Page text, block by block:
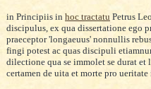
in Principiis in hoc tractatu Petrus
discipulus, ex qua dissertatione ego
praeceptor 'longaeuus' nonnullis
fingi potest ac quas discipuli
dilectione qua se immolet se durat
certamen de uita et morte pro